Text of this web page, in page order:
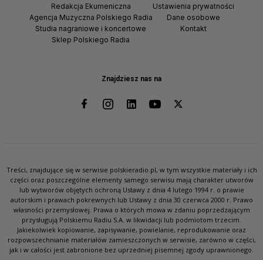
Znajdziesz nas na
Redakcja Ekumeniczna
Agencja Muzyczna Polskiego Radia
Studia nagraniowe i koncertowe
Sklep Polskiego Radia
Ustawienia prywatności
Dane osobowe
Kontakt
Treści, znajdujące się w serwisie polskieradio.pl, w tym wszystkie materiały i ich
części oraz poszczególne elementy samego serwisu mają charakter utworów
lub wytworów objętych ochroną Ustawy z dnia 4 lutego 1994 r. o prawie
autorskim i prawach pokrewnych lub Ustawy z dnia 30 czerwca 2000 r. Prawo
własności przemysłowej. Prawa o których mowa w zdaniu poprzedzającym
przysługują Polskiemu Radiu S.A. w likwidacji lub podmiotom trzecim.
Jakiekolwiek kopiowanie, zapisywanie, powielanie, reprodukowanie oraz
rozpowszechnianie materiałów zamieszczonych w serwisie, zarówno w części,
jak i w całości jest zabronione bez uprzedniej pisemnej zgody uprawnionego.